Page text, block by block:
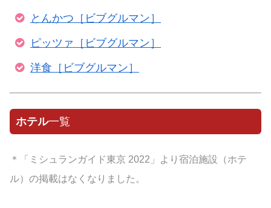
とんかつ［ビブグルマン］
ピッツァ［ビブグルマン］
洋食［ビブグルマン］
ホテル一覧
＊「ミシュランガイド東京 2022」より宿泊施設（ホテ
ル）の掲載はなくなりました。